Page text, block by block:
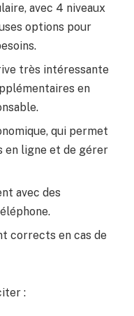
avec 4 niveaux
options pour
très intéressante
en
qui permet
en ligne et de gérer
avec des
corrects en cas de
: